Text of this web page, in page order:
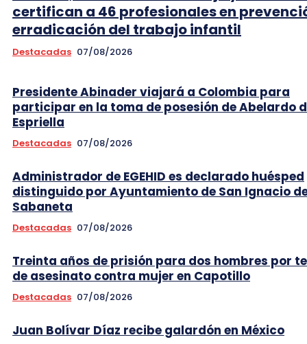
certifican a 46 profesionales en
erradicación del trabajo infantil
Destacadas 07/08/2026
Presidente Abinader viajará a Colombia para
participar en la toma de posesión de Abelardo
Espriella
Destacadas 07/08/2026
Administrador de EGEHID es declarado huésped
distinguido por Ayuntamiento de San Ignacio
Sabaneta
Destacadas 07/08/2026
Treinta años de prisión para dos hombres por
de asesinato contra mujer en Capotillo
Destacadas 07/08/2026
Juan Bolívar Díaz recibe galardón en México